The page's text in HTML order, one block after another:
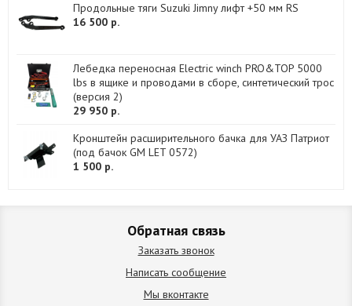
Продольные тяги Suzuki Jimny лифт +50 мм RS
16 500 р.
Лебедка переносная Electric winch PRO&TOP 5000
lbs в ящике и проводами в сборе, синтетический трос
(версия 2)
29 950 р.
Кронштейн расширительного бачка для УАЗ Патриот
(под бачок GM LET 0572)
1 500 р.
Обратная связь
Заказать звонок
Написать сообщение
Мы вконтакте